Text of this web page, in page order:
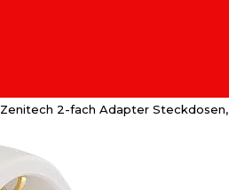
Zenitech 2-fach Adapter Steckdosen,